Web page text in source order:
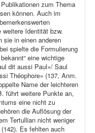
zum Thema
können. Auch im
Identität bzw.
sie in einen anderen
spielte die Formulierung
eine wichtige
dit aussi Paul»/ Saul
Théophore» (137, Anm.
Name der leichteren
führt weitere Punkte an,
eine nicht zu
die Auflösung der
Tertullian nicht weniger
Es fehlten auch